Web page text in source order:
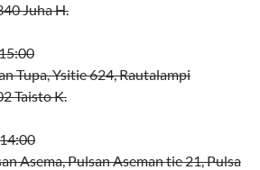
Juha H.
Tupa, Ysitie 624, Rautalampi
Taisto K.
Asema, Pulsan Aseman tie 21, Pulsa